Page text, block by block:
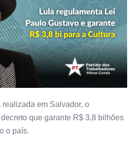
realizada em Salvador, o
que garante R$ 3,8 bilhões
o país.